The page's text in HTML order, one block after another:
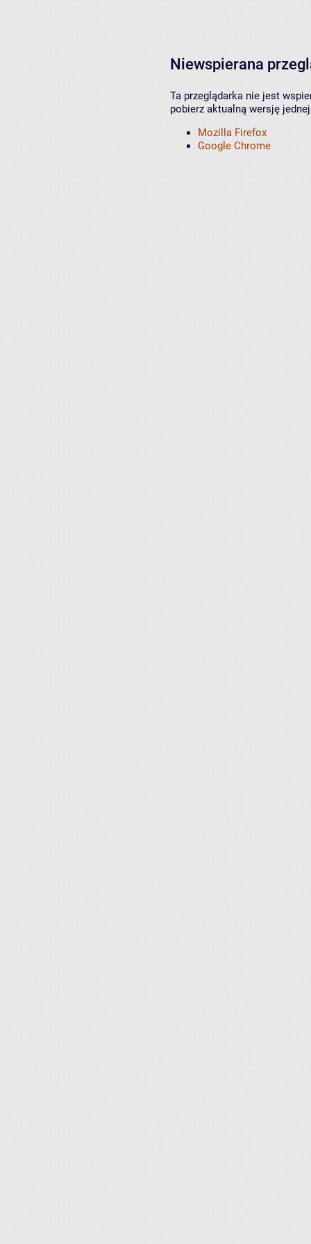
Niewspierana
Ta przeglądarka nie jest
pobierz aktualną wersję
Mozilla Firefox
Google Chrome